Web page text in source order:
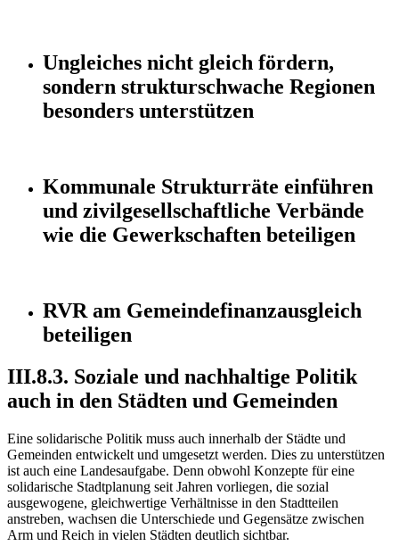
Ungleiches nicht gleich fördern,
sondern strukturschwache Regionen
besonders unterstützen
Kommunale Strukturräte einführen
und zivilgesellschaftliche Verbände
wie die Gewerkschaften beteiligen
RVR am Gemeindefinanzausgleich
beteiligen
III.8.3. Soziale und nachhaltige Politik
auch in den Städten und Gemeinden
Eine solidarische Politik muss auch innerhalb der Städte und
Gemeinden entwickelt und umgesetzt werden. Dies zu unterstützen
ist auch eine Landesaufgabe. Denn obwohl Konzepte für eine
solidarische Stadtplanung seit Jahren vorliegen, die sozial
ausgewogene, gleichwertige Verhältnisse in den Stadtteilen
anstreben, wachsen die Unterschiede und Gegensätze zwischen
Arm und Reich in vielen Städten deutlich sichtbar.